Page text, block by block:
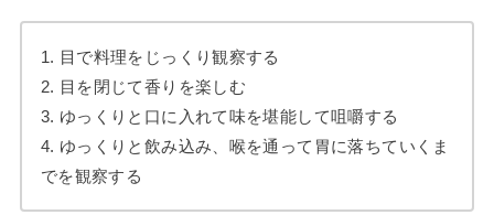
1. 目で料理をじっくり観察する
2. 目を閉じて香りを楽しむ
3. ゆっくりと口に入れて味を堪能して咀嚼する
4. ゆっくりと飲み込み、喉を通って胃に落ちていくま
でを観察する